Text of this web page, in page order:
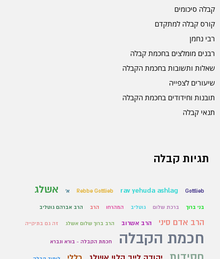
קבלה סיכומים
קורס קבלה למתקדם
רבי נחמן
רבנים מומלצים בחכמת קבלה
שאלות ותשובות בחכמת הקבלה
שיעורים לצפייה
תובנות וחידודים בחכמת הקבלה
תנאי קבלה
תגיות קבלה
Gottlieb
rav yehuda ashlag
Rebbe Gottlieb א' אשלג
בני ברוך ברכת שלום גוטליב המהרחו הרב הרב אברהם גוטליב
הרב אדם סיני הרב אשרוב הרב ברוך שלום אשלג זה גם בתיקייה
חכמת הקבלה חכמת הקבלה - בורא ונברא